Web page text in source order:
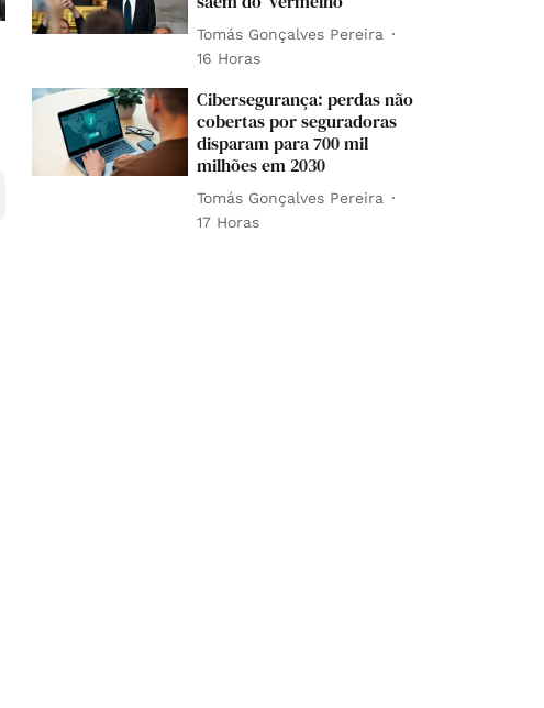
Tomás Gonçalves Pereira
16 Horas
Cibersegurança: perdas não
cobertas por seguradoras
disparam para 700 mil
milhões em 2030
Tomás Gonçalves Pereira
17 Horas